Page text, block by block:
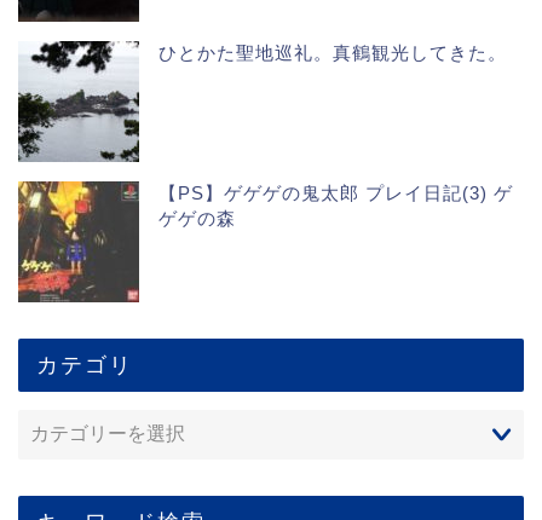
ひとかた聖地巡礼。真鶴観光してきた。
【PS】ゲゲゲの鬼太郎 プレイ日記(3) ゲ
ゲゲの森
カテゴリ